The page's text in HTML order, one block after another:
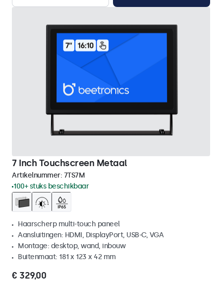
7 Inch Touchscreen Metaal
Artikelnummer: 7TS7M
100+ stuks beschikbaar
Haarscherp multi-touch paneel
Aansluitingen: HDMI, DisplayPort, USB-C, VGA
Montage: desktop, wand, inbouw
Buitenmaat: 181 x 123 x 42 mm
€ 329,00